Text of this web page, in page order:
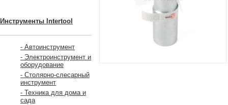
Инструменты Intertool
- Автоинструмент
- Электроинструмент и
оборудование
- Столярно-слесарный
инструмент
- Техника для дома и
сада